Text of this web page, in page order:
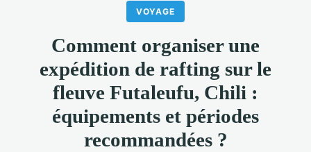
VOYAGE
Comment organiser une
expédition de rafting sur le
fleuve Futaleufu, Chili :
équipements et périodes
recommandées ?